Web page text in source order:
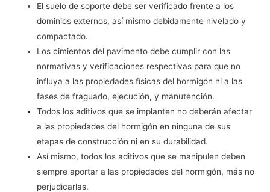
El suelo de soporte debe ser verificado frente a los
dominios externos, así mismo debidamente nivelado y
compactado.
Los cimientos del pavimento debe cumplir con las
normativas y verificaciones respectivas para que no
influya a las propiedades físicas del hormigón ni a las
fases de fraguado, ejecución, y manutención.
Todos los aditivos que se implanten no deberán afectar
a las propiedades del hormigón en ninguna de sus
etapas de construcción ni en su durabilidad.
Así mismo, todos los aditivos que se manipulen deben
siempre aportar a las propiedades del hormigón, más no
perjudicarlas.